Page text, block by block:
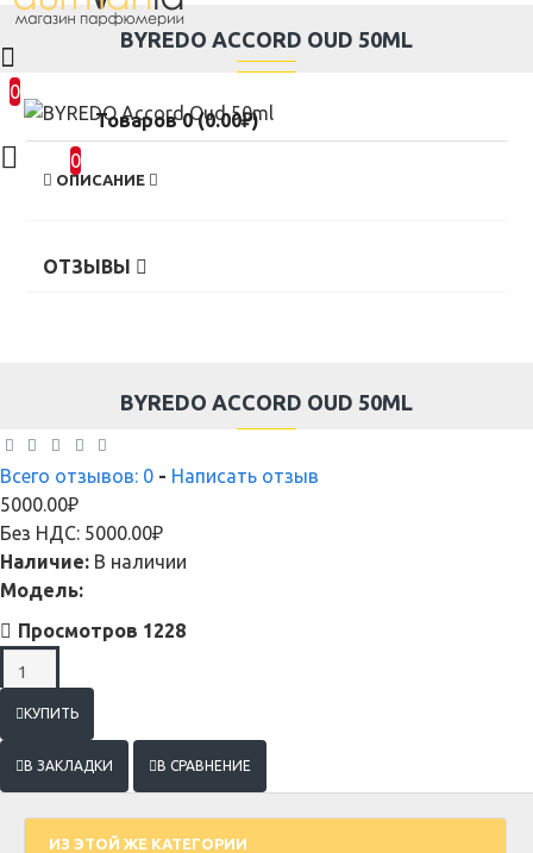
0
Товаров 0 (0.00₽)
0
BYREDO ACCORD OUD 50ML
ОПИСАНИЕ
ОТЗЫВЫ
BYREDO ACCORD OUD 50ML
Всего отзывов: 0 - Написать отзыв
5000.00₽
Без НДС: 5000.00₽
Наличие: В наличии
Модель:
Просмотров 1228
КУПИТЬ
В ЗАКЛАДКИ В СРАВНЕНИЕ
ИЗ ЭТОЙ ЖЕ КАТЕГОРИИ